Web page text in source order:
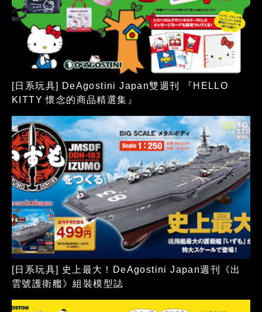
[日系玩具] DeAgostini Japan雙週刊 『HELLO
KITTY 懷念的商品精選集』
[日系玩具] 史上最大！DeAgostini Japan週刊《出
雲號護衛艦》組裝模型誌